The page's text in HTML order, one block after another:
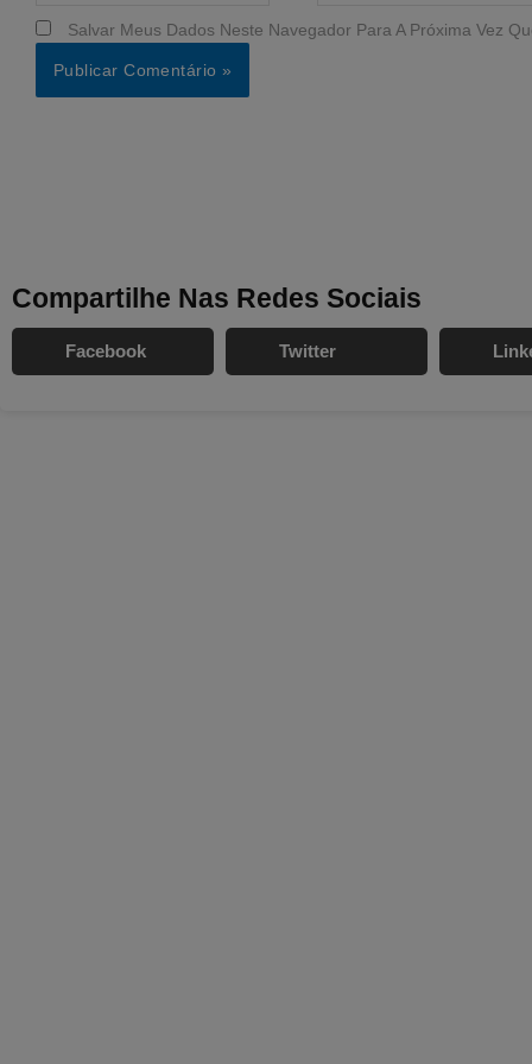
Salvar Meus Dados Neste Navegador Para A Próxima Vez
Compartilhe Nas Redes Sociais
Facebook Twitter